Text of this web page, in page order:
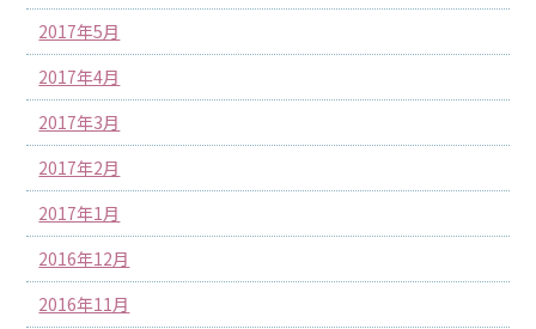
2017年5月
2017年4月
2017年3月
2017年2月
2017年1月
2016年12月
2016年11月